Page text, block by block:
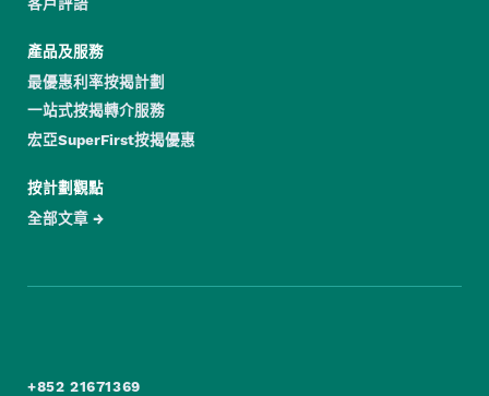
產品及服務
最優惠利率按揭計劃
一站式按揭轉介服務
宏亞SuperFirst按揭優惠
按計劃觀點
全部文章
+852 21671369